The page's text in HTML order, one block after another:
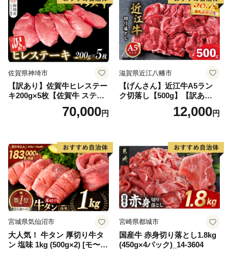
佐賀県神埼市
【訳あり】佐賀牛ヒレステー
キ200g×5枚【佐賀牛 ステー
キ ブランド肉 ヒレ肉 フィレ
肉 ジューシー ヘルシー】(H0
70,000円
滋賀県近江八幡市
【げんさん】近江牛A5ラン
ク切落し【500g】【訳あり】
12,000円
宮城県気仙沼市
大人気！ 牛タン 厚切り牛タ
ン 塩味 1kg (500g×2) [モ〜ラ
宮崎県都城市
国産牛 赤身切り落とし1.8kg
(450g×4パック)_14-3604